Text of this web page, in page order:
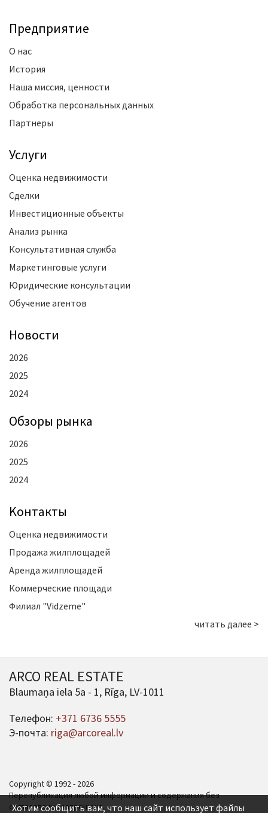
Предприятие
О нас
История
Наша миссия, ценности
Обработка персональных данных
Партнеры
Услуги
Оценка недвижимости
Сделки
Инвестиционные объекты
Анализ рынка
Консультативная служба
Маркетинговые услуги
Юридические консультации
Обучение агентов
Новости
2026
2025
2024
Oбзоры рынка
2026
2025
2024
Kонтакты
Оценка недвижимости
Продажа жилплощадей
Аренда жилплощадей
Коммерческие площади
Филиал "Vidzeme"
читать далее >
ARCO REAL ESTATE
Blaumaņa iela 5a - 1, Rīga, LV-1011
Телефон: +371 6736 5555
Э-почта: riga@arcoreal.lv
Copyright © 1992 - 2026
Перепубликация любой информации и содержания без
согласования запрещена.
Хотим сообщить вам, что наш сайт использует файлы